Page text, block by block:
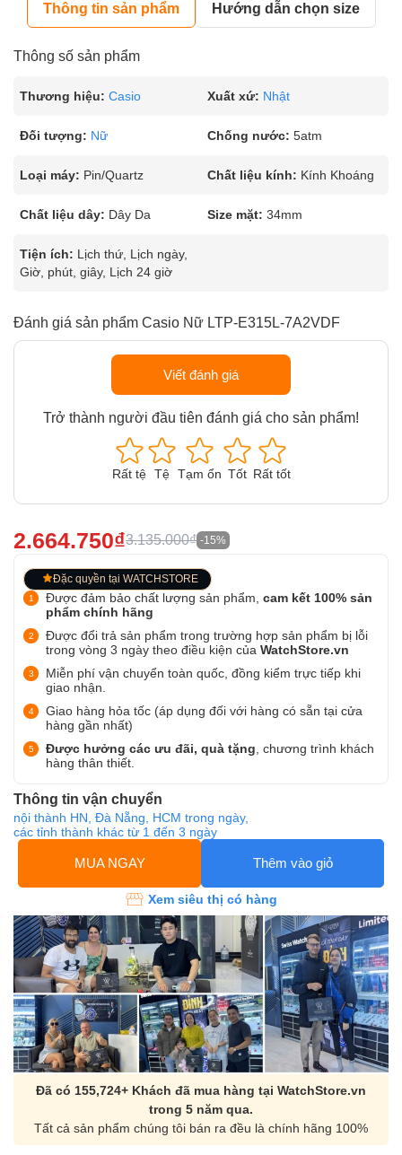
Thông tin sản phẩm Hướng dẫn chọn size
Thông số sản phẩm
Thương hiệu: Casio Xuất xứ: Nhật
Đối tượng: Nữ Chống nước: 5atm
Loại máy: Pin/Quartz Chất liệu kính: Kính Khoáng
Chất liệu dây: Dây Da Size mặt: 34mm
Tiện ích: Lịch thứ, Lịch ngày,
Giờ, phút, giây, Lịch 24 giờ
Đánh giá sản phẩm Casio Nữ LTP-E315L-7A2VDF
Viết đánh giá
Trở thành người đầu tiên đánh giá cho sản phẩm!
Rất tệ Tệ Tạm ổn Tốt Rất tốt
2.664.750₫3.135.000₫ -15%
Đặc quyền tại WATCHSTORE
Được đảm bảo chất lượng sản phẩm, cam kết 100% sản
phẩm chính hãng
Được đổi trả sản phẩm trong trường hợp sản phẩm bị lỗi
trong vòng 3 ngày theo điều kiện của WatchStore.vn
Miễn phí vận chuyển toàn quốc, đồng kiểm trực tiếp khi
giao nhận.
Giao hàng hỏa tốc (áp dụng đối với hàng có sẵn tại cửa
hàng gần nhất)
Được hưởng các ưu đãi, quà tặng , chương trình khách
hàng thân thiết.
Thông tin vận chuyển
nội thành HN, Đà Nẵng, HCM trong ngày,
các tỉnh thành khác từ 1 đến 3 ngày
MUA NGAY Thêm vào giỏ
Xem siêu thị có hàng
Đã có 155,724+ Khách đã mua hàng tại WatchStore.vn
trong 5 năm qua.
Tất cả sản phẩm chúng tôi bán ra đều là chính hãng 100%